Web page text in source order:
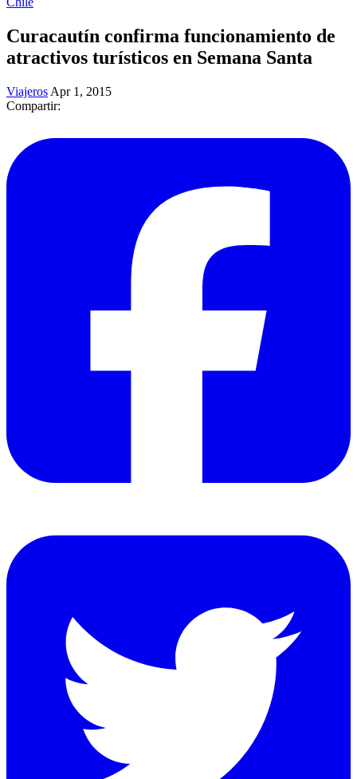
Curacautín confirma funcionamiento de
atractivos turísticos en Semana Santa
Viajeros Apr 1, 2015
Compartir: